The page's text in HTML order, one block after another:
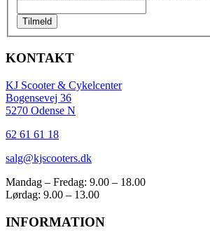
Tilmeld
KONTAKT
KJ Scooter & Cykelcenter
Bogensevej 36
5270 Odense N
62 61 61 18
salg@kjscooters.dk
Mandag – Fredag: 9.00 – 18.00
Lørdag: 9.00 – 13.00
INFORMATION